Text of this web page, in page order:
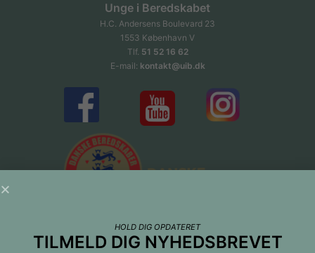
Unge i Beredskabet
H.C. Andersens Boulevard 23
1553 København V
Tlf. 51 52 16 62
E-mail: kontakt@uib.dk
HOLD DIG OPDATERET
TILMELD DIG NYHEDSBREVET